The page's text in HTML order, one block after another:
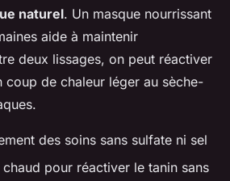
naturel. Un masque nourrissant
aide à maintenir
deux lissages, on peut réactiver
coup de chaleur léger au sèche-
des soins sans sulfate ni sel
chaud pour réactiver le tanin sans